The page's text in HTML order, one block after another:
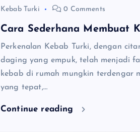
Kebab Turki 0 Comments
Cara Sederhana Membuat
Perkenalan Kebab Turki, dengan
daging yang empuk, telah menjadi
kebab di rumah mungkin terdengar
yang tepat,…
Continue reading